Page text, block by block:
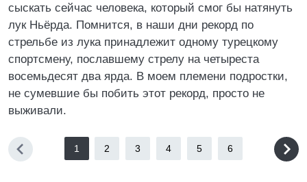
сыскать сейчас человека, который смог бы натянуть
лук Ньёрда. Помнится, в наши дни рекорд по
стрельбе из лука принадлежит одному турецкому
спортсмену, пославшему стрелу на четыреста
восемьдесят два ярда. В моем племени подростки,
не сумевшие бы побить этот рекорд, просто не
выживали.
1 2 3 4 5 6